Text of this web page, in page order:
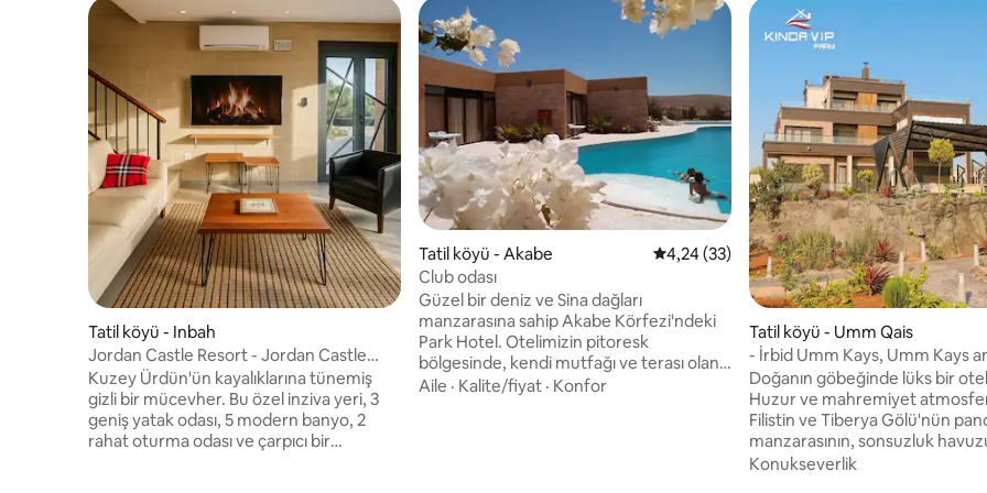
Tatil köyü - Inbah
Jordan Castle Resort - Jordan Castle
Resort
Kuzey Ürdün'ün kayalıklarına tünemiş
gizli bir mücevher. Bu özel inziva yeri, 3
geniş yatak odası, 5 modern banyo, 2
rahat oturma odası ve çarpıcı bir
Tatil köyü - Akabe 5 üzerinden ortalama 4,24 puan, 33
4,24 (33)
Club odası
Güzel bir deniz ve Sina dağları
manzarasına sahip Akabe Körfezi'ndeki
Park Hotel. Otelimizin pitoresk
bölgesinde, kendi mutfağı ve terası olan,
iki derin havuzu, restoranı, dalış merkezi,
Aile · Kalite/fiyat · Konfor
Tatil köyü - Umm Qais
- İrbid Umm Kays, Umm Kays
kentinin yakınında, bir tür VIP
Doğanın göbeğinde lüks bir
Huzur ve mahremiyet
Filistin ve Tiberya Gölü'nün
manzarasının, sonsuzluk
özel jakuzinin keyfini çıkarın. Kinda VIP
Konukseverlik